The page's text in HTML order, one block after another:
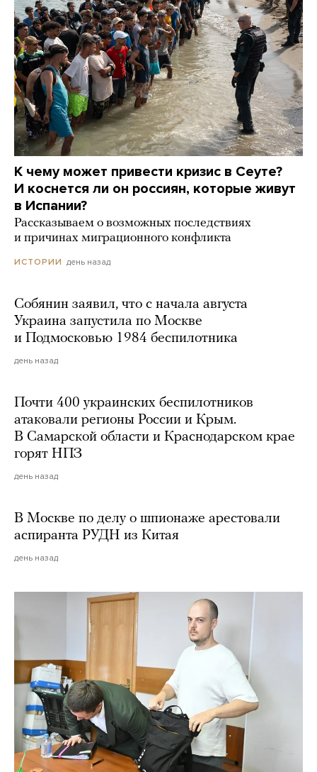
К чему может привести кризис в Сеуте?
И коснется ли он россиян, которые живут
в Испании?
Рассказываем о возможных последствиях
и причинах миграционного конфликта
ИСТОРИИ день назад
Собянин заявил, что с начала августа
Украина запустила по Москве
и Подмосковью 1984 беспилотника
день назад
Почти 400 украинских беспилотников
атаковали регионы России и Крым.
В Самарской области и Краснодарском крае
горят НПЗ
день назад
В Москве по делу о шпионаже арестовали
аспиранта РУДН из Китая
день назад